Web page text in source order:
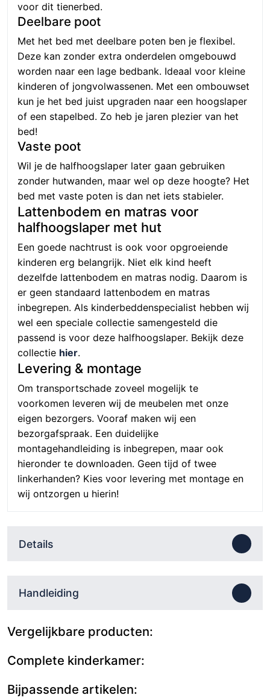
voor dit tienerbed.
Deelbare poot
Met het bed met deelbare poten ben je flexibel.
Deze kan zonder extra onderdelen omgebouwd
worden naar een lage bedbank. Ideaal voor kleine
kinderen of jongvolwassenen. Met een ombouwset
kun je het bed juist upgraden naar een hoogslaper
of een stapelbed. Zo heb je jaren plezier van het
bed!
Vaste poot
Wil je de halfhoogslaper later gaan gebruiken
zonder hutwanden, maar wel op deze hoogte? Het
bed met vaste poten is dan net iets stabieler.
Lattenbodem en matras voor
halfhoogslaper met hut
Een goede nachtrust is ook voor opgroeiende
kinderen erg belangrijk. Niet elk kind heeft
dezelfde lattenbodem en matras nodig. Daarom is
er geen standaard lattenbodem en matras
inbegrepen. Als kinderbeddenspecialist hebben wij
wel een speciale collectie samengesteld die
passend is voor deze halfhoogslaper. Bekijk deze
collectie hier.
Levering & montage
Om transportschade zoveel mogelijk te
voorkomen leveren wij de meubelen met onze
eigen bezorgers. Vooraf maken wij een
bezorgafspraak. Een duidelijke
montagehandleiding is inbegrepen, maar ook
hieronder te downloaden. Geen tijd of twee
linkerhanden? Kies voor levering met montage en
wij ontzorgen u hierin!
Details
Handleiding
Vergelijkbare producten:
Complete kinderkamer:
Bijpassende artikelen: